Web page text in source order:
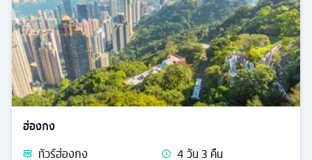
ฮ่องกง
ทัวร์ฮ่องกง 4วัน3 คืน